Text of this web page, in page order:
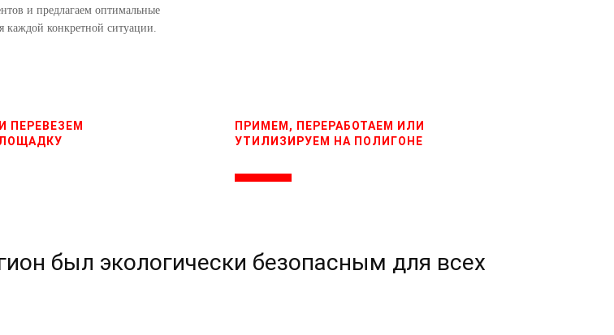
и предлагаем оптимальные
каждой конкретной ситуации.
ПЕРЕВЕЗЕМ
ПРИМЕМ, ПЕРЕРАБОТАЕМ ИЛИ
УТИЛИЗИРУЕМ НА ПОЛИГОНЕ
был экологически безопасным для всех